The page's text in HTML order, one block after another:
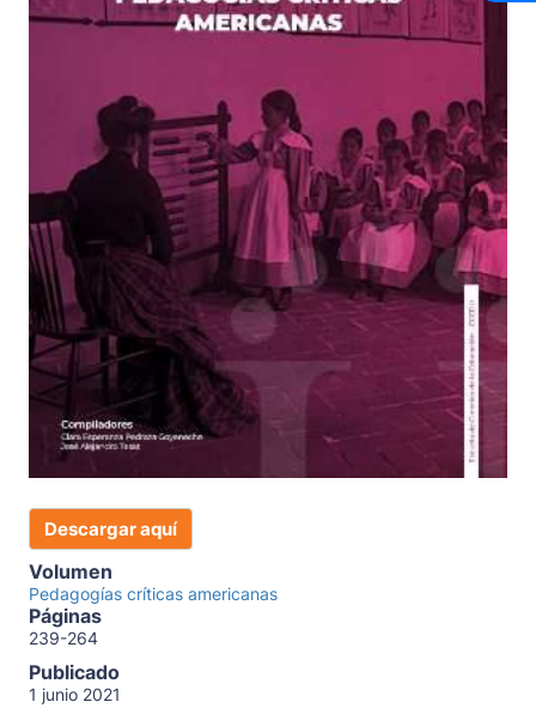
Descargar aquí
Volumen
Pedagogías críticas americanas
Páginas
239-264
Publicado
1 junio 2021